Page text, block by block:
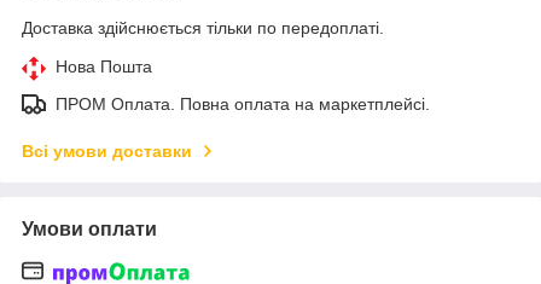
Доставка здійснюється тільки по передоплаті.
Нова Пошта
ПРОМ Оплата. Повна оплата на маркетплейсі.
Всі умови доставки
Умови оплати